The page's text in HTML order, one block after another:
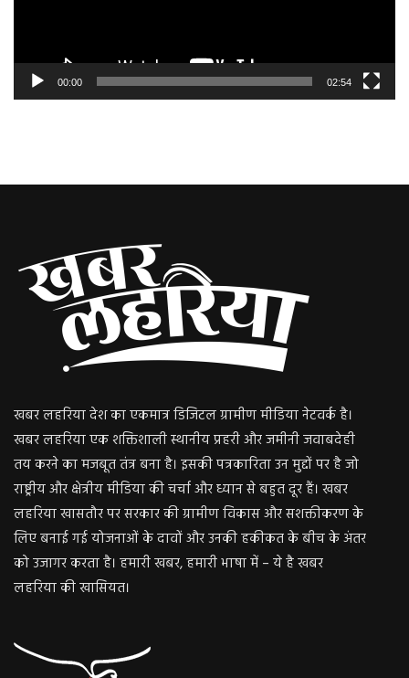
00:00 02:54
खबर लहरिया देश का एकमात्र डिजिटल ग्रामीण मीडिया नेटवर्क है।
खबर लहरिया एक शक्तिशाली स्थानीय प्रहरी और जमीनी जवाबदेही
तय करने का मजबूत तंत्र बना है। इसकी पत्रकारिता उन मुद्दों पर है जो
राष्ट्रीय और क्षेत्रीय मीडिया की चर्चा और ध्यान से बहुत दूर हैं। खबर
लहरिया खासतौर पर सरकार की ग्रामीण विकास और सशक्तीकरण के
लिए बनाई गई योजनाओं के दावों और उनकी हकीकत के बीच के अंतर
को उजागर करता है। हमारी खबर, हमारी भाषा में – ये है खबर
लहरिया की खासियत।